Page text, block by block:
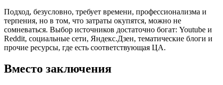
Подход, безусловно, требует времени, профессионализма и
терпения, но в том, что затраты окупятся, можно не
сомневаться. Выбор источников достаточно богат: Youtube и
Reddit, социальные сети, Яндекс.Дзен, тематические блоги и
прочие ресурсы, где есть соответствующая ЦА.
Вместо заключения